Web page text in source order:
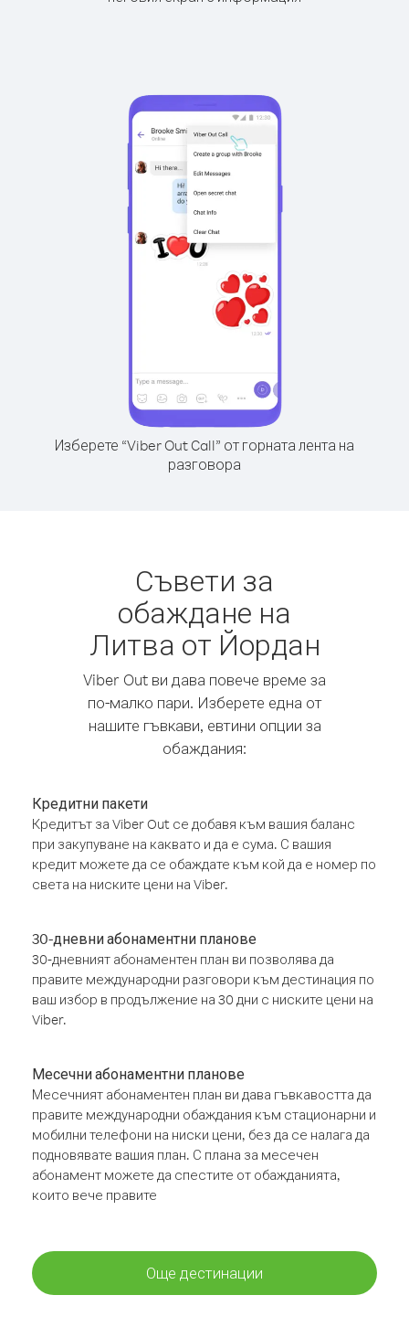
Изберете “Viber Out Call” от горната лента на
разговора
Съвети за
обаждане на
Литва от Йордан
Viber Out ви дава повече време за
по-малко пари. Изберете една от
нашите гъвкави, евтини опции за
обаждания:
Кредитни пакети
Кредитът за Viber Out се добавя към вашия баланс
при закупуване на каквато и да е сума. С вашия
кредит можете да се обаждате към кой да е номер по
света на ниските цени на Viber.
30-дневни абонаментни планове
30-дневният абонаментен план ви позволява да
правите международни разговори към дестинация по
ваш избор в продължение на 30 дни с ниските цени на
Viber.
Месечни абонаментни планове
Месечният абонаментен план ви дава гъвкавостта да
правите международни обаждания към стационарни и
мобилни телефони на ниски цени, без да се налага да
подновявате вашия план. С плана за месечен
абонамент можете да спестите от обажданията,
които вече правите
Още дестинации